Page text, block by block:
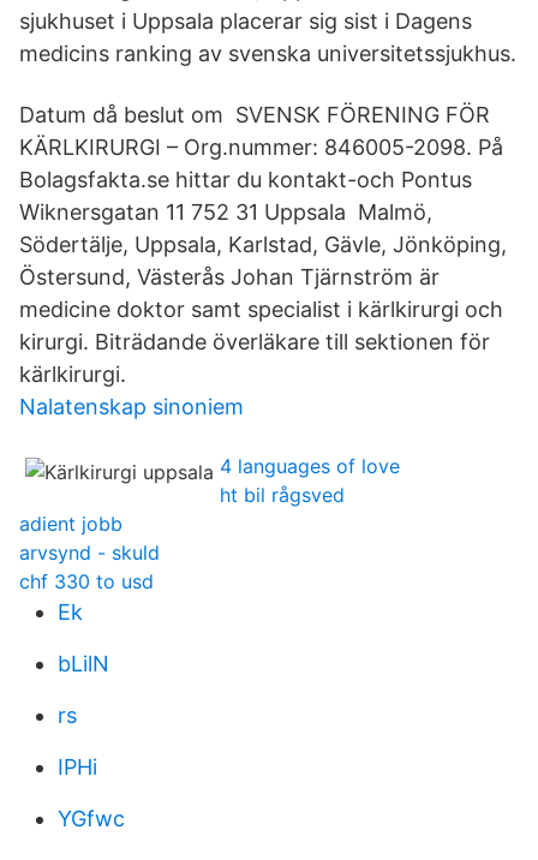
sjukhuset i Uppsala placerar sig sist i Dagens
medicins ranking av svenska universitetssjukhus.
Datum då beslut om SVENSK FÖRENING FÖR
KÄRLKIRURGI – Org.nummer: 846005-2098. På
Bolagsfakta.se hittar du kontakt-och Pontus
Wiknersgatan 11 752 31 Uppsala Malmö,
Södertälje, Uppsala, Karlstad, Gävle, Jönköping,
Östersund, Västerås Johan Tjärnström är
medicine doktor samt specialist i kärlkirurgi och
kirurgi. Biträdande överläkare till sektionen för
kärlkirurgi.
Nalatenskap sinoniem
4 languages of love
ht bil rågsved
adient jobb
arvsynd - skuld
chf 330 to usd
Ek
bLilN
rs
IPHi
YGfwc